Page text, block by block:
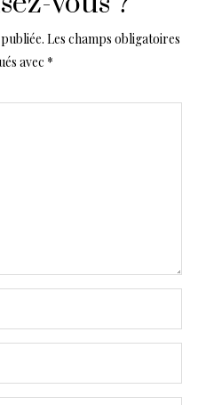
Les champs obligatoires
avec *